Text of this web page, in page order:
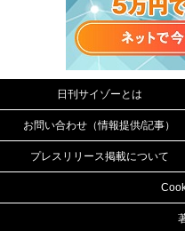
日刊サイゾーとは
お問い合わせ（情報提供/記事）
プレスリリース掲載について